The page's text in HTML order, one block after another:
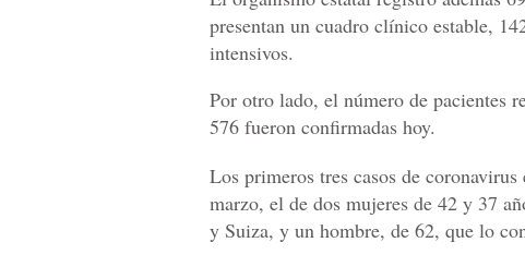
presentan un cuadro clínico estable,
intensivos.
Por otro lado, el número de pacientes
576 fueron confirmadas hoy.
Los primeros tres casos de
marzo, el de dos mujeres de 42 y 37
y Suiza, y un hombre, de 62, que lo